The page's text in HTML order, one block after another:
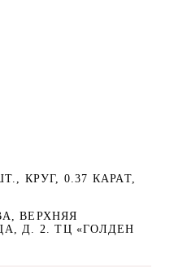
КРУГ, 0.37 КАРАТ,
ВЕРХНЯЯ
Д. 2. ТЦ «ГОЛДЕН